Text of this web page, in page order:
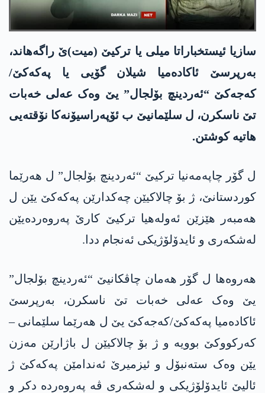
سازیا ئیستخباراتا میلی یا ترکیێ (میت)ێ راگەھاند،
بەرپرسێ ئاکادەمیا شیلان گۆیی یا پەکەکێ/
کەجەکێ “ئەردینچ بۆلجال” یێ وەک عەلی خەبات
تێ ناسکرن، ل سلێمانیێ ب ئۆپەراسیۆنەکا نۆقتەیی
ھاتیە کوشتن.
ل گۆر چاپەمەنیا ترکیێ “ئەردینچ بۆلجال” ل ھەرێما
کوردستانێ، ژ بۆ چالاکیێن چەکدارێن پەکەکێ یێن ل
ھەمبەر ھێزێن ئەولەھیا ترکیێ کارێ پەروەردەیێن
لەشکەری و ئایدۆلۆژیکی ئەنجام ددا.
ھەروەھا ل گۆر ھەمان چاڤکانیێ “ئەردینچ بۆلجال”
یێ وەک عەلی خەبات تێ ناسکرن، بەرپرسێ
ئاکادەمیا پەکەکێ/کەجەکێ یێ ل ھەرێما سلێمانی –
کەرکووکێ بوویە و ژ بۆ چالاکیێن ل باژارێن مەزن
یێن وەک ستەنبۆل و ئیزمیرێ ئەندامێن پەکەکێ ژ
ئالیێ ئایدۆلۆژیکی و لەشکەری ڤە پەروەردە دکر و